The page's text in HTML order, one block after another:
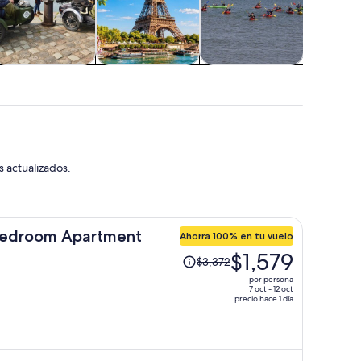
bebidas y vida
nocturna
acuáticas
actualizados.
Apartment Ahorra 100% en tu vuelo
El
precio
ahora
$3,372$1,579
por persona
7 oct - 12 oct
precio hace 1 día